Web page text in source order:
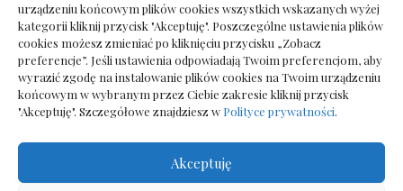
urządzeniu końcowym plików cookies wszystkich wskazanych wyżej
kategorii kliknij przycisk "Akceptuję". Poszczególne ustawienia plików
cookies możesz zmieniać po kliknięciu przycisku „Zobacz
preferencje”. Jeśli ustawienia odpowiadają Twoim preferencjom, aby
wyrazić zgodę na instalowanie plików cookies na Twoim urządzeniu
końcowym w wybranym przez Ciebie zakresie kliknij przycisk
"Akceptuję". Szczegółowe znajdziesz w Polityce prywatności.
Akceptuję